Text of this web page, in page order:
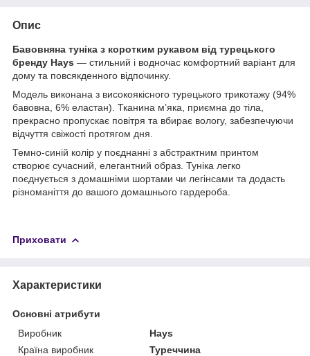
Опис
Бавовняна туніка з коротким рукавом від турецького
бренду Hays — стильний і водночас комфортний варіант для
дому та повсякденного відпочинку.
Модель виконана з високоякісного турецького трикотажу (94%
бавовна, 6% еластан). Тканина м’яка, приємна до тіла,
прекрасно пропускає повітря та вбирає вологу, забезпечуючи
відчуття свіжості протягом дня.
Темно-синій колір у поєднанні з абстрактним принтом
створює сучасний, елегантний образ. Туніка легко
поєднується з домашніми шортами чи легінсами та додасть
різноманіття до вашого домашнього гардероба.
Приховати
Характеристики
Основні атрибути
Виробник
Hays
Країна виробник
Туреччина